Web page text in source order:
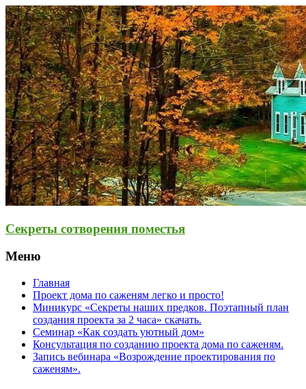
Секреты сотворения поместья
Меню
Главная
Проект дома по саженям легко и просто!
Миникурс «Секреты наших предков. Поэтапный план
создания проекта за 2 часа» скачать.
Семинар «Как создать уютный дом»
Консультация по созданию проекта дома по саженям.
Запись вебинара «Возрождение проектирования по
саженям».